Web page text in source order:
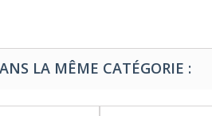
LA MÊME CATÉGORIE :